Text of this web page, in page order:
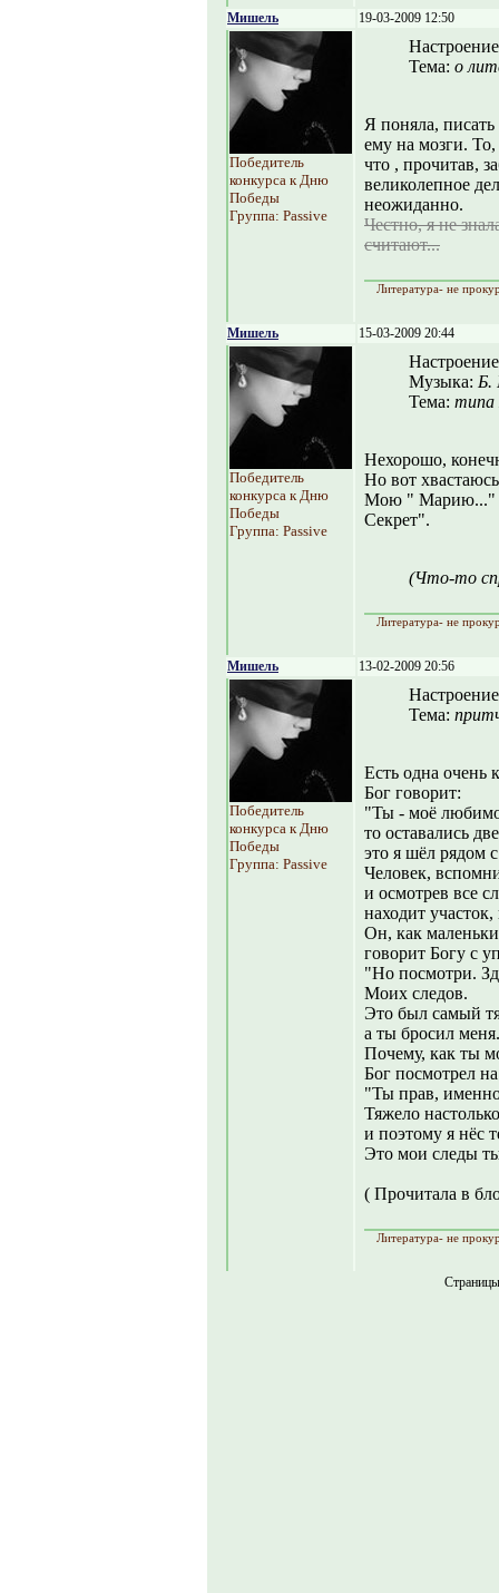
Мишель 19-03-2009 12:50
Победитель
конкурса к Дню
Победы
Группа: Passive
Тема: о
Я поняла, писать
ему на мозги. То,
что , прочитав,
великолепное
неожиданно.
Честно, я не
считают...
Литература- не
Мишель 15-03-2009 20:44
Победитель
конкурса к Дню
Победы
Группа: Passive
Музыка: Б.
Тема: типа
Нехорошо,
Но вот
Мою " Марию..."
Секрет".
(Что-то
Литература- не
Мишель 13-02-2009 20:56
Победитель
конкурса к Дню
Победы
Группа: Passive
Тема:
Есть одна очень
Бог говорит:
"Ты - моё
то оставались
это я шёл рядом
Человек,
и осмотрев все
находит участок,
Он, как
говорит Богу с
"Но посмотри.
Моих следов.
Это был самый
а ты бросил меня.
Почему, как ты
Бог посмотрел
"Ты прав, именно
Тяжело
и поэтому я нёс
Это мои следы
( Прочитала в
Литература- не